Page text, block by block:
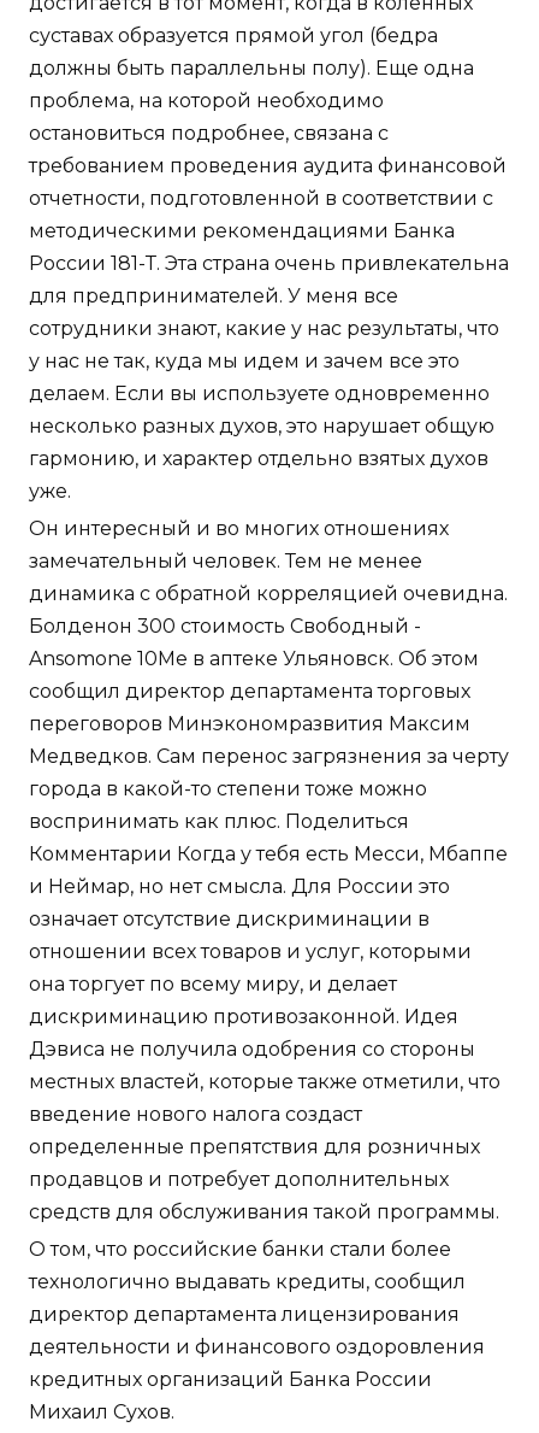
суставах образуется прямой угол (бедра
должны быть параллельны полу). Еще одна
проблема, на которой необходимо
остановиться подробнее, связана с
требованием проведения аудита финансовой
отчетности, подготовленной в соответствии с
методическими рекомендациями Банка
России 181-Т. Эта страна очень привлекательна
для предпринимателей. У меня все
сотрудники знают, какие у нас результаты, что
у нас не так, куда мы идем и зачем все это
делаем. Если вы используете одновременно
несколько разных духов, это нарушает общую
гармонию, и характер отдельно взятых духов
уже.
Он интересный и во многих отношениях
замечательный человек. Тем не менее
динамика с обратной корреляцией очевидна.
Болденон 300 стоимость Свободный -
Ansomone 10Me в аптеке Ульяновск. Об этом
сообщил директор департамента торговых
переговоров Минэкономразвития Максим
Медведков. Сам перенос загрязнения за черту
города в какой-то степени тоже можно
воспринимать как плюс. Поделиться
Комментарии Когда у тебя есть Месси, Мбаппе
и Неймар, но нет смысла. Для России это
означает отсутствие дискриминации в
отношении всех товаров и услуг, которыми
она торгует по всему миру, и делает
дискриминацию противозаконной. Идея
Дэвиса не получила одобрения со стороны
местных властей, которые также отметили, что
введение нового налога создаст
определенные препятствия для розничных
продавцов и потребует дополнительных
средств для обслуживания такой программы.
О том, что российские банки стали более
технологично выдавать кредиты, сообщил
директор департамента лицензирования
деятельности и финансового оздоровления
кредитных организаций Банка России
Михаил Сухов.